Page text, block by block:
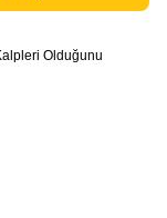
Olduğunu